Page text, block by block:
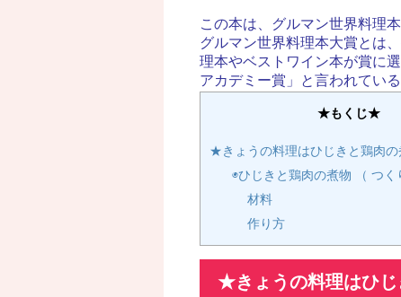
この本は、グルマン世界料理
グルマン世界料理本大賞とは
理本やベストワイン本が賞に
アカデミー賞」と言われている
★もくじ★
★きょうの料理はひじきと鶏肉の
◉ひじきと鶏肉の煮物 （ つく
材料
作り方
★きょうの料理はひじ